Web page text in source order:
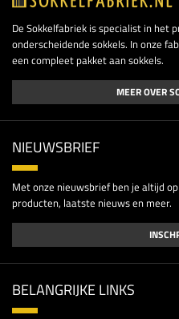
De Sokkelfabriek is specialist in het
onderscheidende sokkels. In onze
een compleet pakket aan sokkels.
MEER OVER
NIEUWSBRIEF
Met onze nieuwsbrief ben je altijd
producten, laatste nieuws en meer.
BELANGRIJKE LINKS